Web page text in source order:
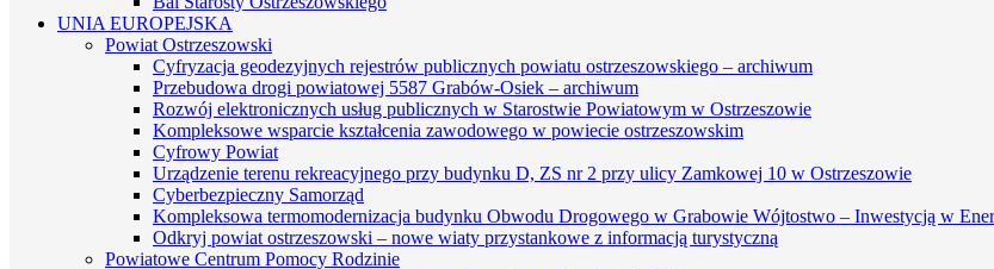
UNIA EUROPEJSKA
Powiat Ostrzeszowski
Cyfryzacja geodezyjnych rejestrów publicznych powiatu ostrzeszowskiego – archiwum
Przebudowa drogi powiatowej 5587 Grabów-Osiek – archiwum
Rozwój elektronicznych usług publicznych w Starostwie Powiatowym w Ostrzeszowie
Kompleksowe wsparcie kształcenia zawodowego w powiecie ostrzeszowskim
Cyfrowy Powiat
Urządzenie terenu rekreacyjnego przy budynku D, ZS nr 2 przy ulicy Zamkowej 10 w Ostrzeszowie
Cyberbezpieczny Samorząd
Kompleksowa termomodernizacja budynku Obwodu Drogowego w Grabowie Wójtostwo – Inwestycją w
Odkryj powiat ostrzeszowski – nowe wiaty przystankowe z informacją turystyczną
Powiatowe Centrum Pomocy Rodzinie